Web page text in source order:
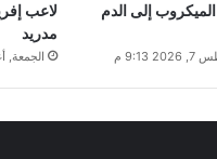
إلى الدم
م
لاعب
مدريد
الجمعة,